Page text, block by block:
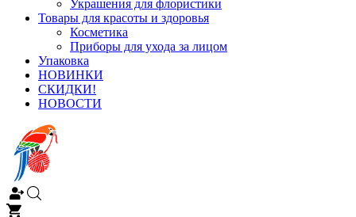
Украшения для флористики
Товары для красоты и здоровья
Косметика
Приборы для ухода за лицом
Упаковка
НОВИНКИ
СКИДКИ!
НОВОСТИ